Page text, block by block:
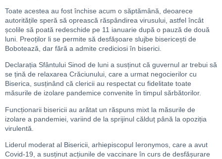
Toate acestea au fost închise acum o săptămână, deoarece
autoritățile speră să oprească răspândirea virusului, astfel încât
școlile să poată redeschide pe 11 ianuarie după o pauză de două
luni. Preoților li se permite să desfășoare slujbe bisericești de
Bobotează, dar fără a admite crediciosi în biserici.
Declarația Sfântului Sinod de luni a susținut că guvernul ar trebui să
se țină de relaxarea Crăciunului, care a urmat negocierilor cu
Biserica, susținând că clericii au respectat cu fidelitate toate
măsurile de izolare pandemice convenite în timpul sărbătorilor.
Funcționarii bisericii au arătat un răspuns mixt la măsurile de
izolare a pandemiei, variind de la sprijinul călduț până la opoziția
virulentă.
Liderul moderat al Bisericii, arhiepiscopul Ieronymos, care a avut
Covid-19, a susținut acțiunile de vaccinare în curs de desfășurare